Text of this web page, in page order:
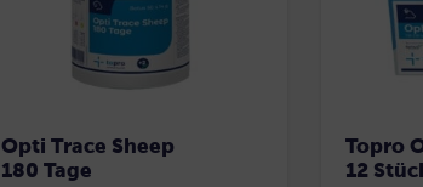
Opti Trace Sheep
180 Tage
Topro
12